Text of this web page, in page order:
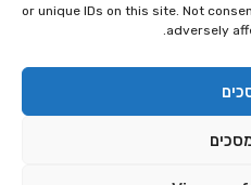
or unique IDs on this site. Not
adversely